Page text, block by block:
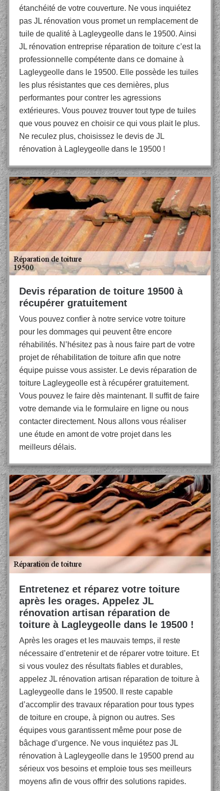
étanchéité de votre couverture. Ne vous inquiétez
pas JL rénovation vous promet un remplacement de
tuile de qualité à Lagleygeolle dans le 19500. Ainsi
JL rénovation entreprise réparation de toiture c’est la
professionnelle compétente dans ce domaine à
Lagleygeolle dans le 19500. Elle possède les tuiles
les plus résistantes que ces dernières, plus
performantes pour contrer les agressions
extérieures. Vous pouvez trouver tout type de tuiles
que vous pouvez en choisir ce qui vous plait le plus.
Ne reculez plus, choisissez le devis de JL
rénovation à Lagleygeolle dans le 19500 !
Devis réparation de toiture 19500 à
récupérer gratuitement
Vous pouvez confier à notre service votre toiture
pour les dommages qui peuvent être encore
réhabilités. N’hésitez pas à nous faire part de votre
projet de réhabilitation de toiture afin que notre
équipe puisse vous assister. Le devis réparation de
toiture Lagleygeolle est à récupérer gratuitement.
Vous pouvez le faire dès maintenant. Il suffit de faire
votre demande via le formulaire en ligne ou nous
contacter directement. Nous allons vous réaliser
une étude en amont de votre projet dans les
meilleurs délais.
Entretenez et réparez votre toiture
après les orages. Appelez JL
rénovation artisan réparation de
toiture à Lagleygeolle dans le 19500 !
Après les orages et les mauvais temps, il reste
nécessaire d’entretenir et de réparer votre toiture. Et
si vous voulez des résultats fiables et durables,
appelez JL rénovation artisan réparation de toiture à
Lagleygeolle dans le 19500. Il reste capable
d’accomplir des travaux réparation pour tous types
de toiture en croupe, à pignon ou autres. Ses
équipes vous garantissent même pour pose de
bâchage d’urgence. Ne vous inquiétez pas JL
rénovation à Lagleygeolle dans le 19500 prend au
sérieux vos besoins et emploie tous ses meilleurs
moyens afin de vous offrir des solutions rapides.